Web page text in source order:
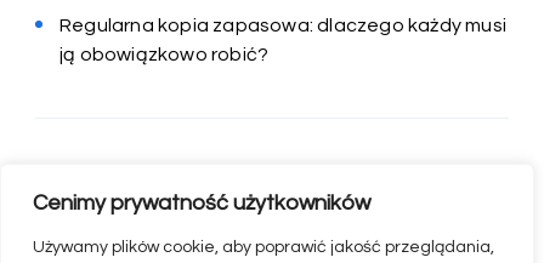
Cenimy prywatność użytkowników
Używamy plików cookie, aby poprawić jakość przeglądania,
Regularna kopia zapasowa: dlaczego każdy musi
ją obowiązkowo robić?